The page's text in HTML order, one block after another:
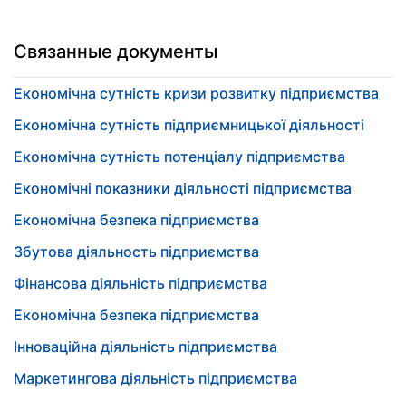
Связанные документы
Економічна сутність кризи розвитку підприємства
Економічна сутність підприємницької діяльності
Економічна сутність потенціалу підприємства
Економічні показники діяльності підприємства
Економічна безпека підприємства
Збутова діяльность підприємства
Фінансова діяльність підприємства
Економічна безпека підприємства
Інноваційна діяльність підприємства
Маркетингова діяльність підприємства